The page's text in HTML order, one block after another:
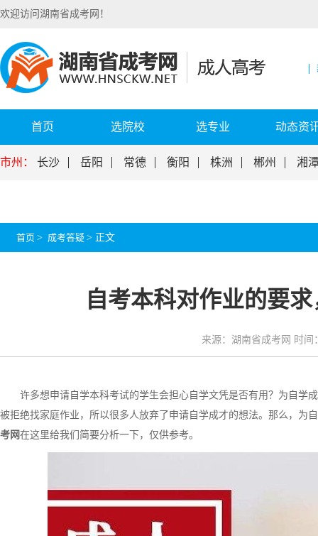
欢迎访问湖南省成考网！
首页 选院校 选专业 动态资
市州： 长沙 岳阳 常德 衡阳 株洲 郴州 湘
首页 > 成考答疑 > 正文
自考本科对作业的要
来源：湖南省成考网 时间
许多想申请自学本科考试的学生会担心自学文凭是否有用？为自学
被拒绝找家庭作业，所以很多人放弃了申请自学成才的想法。那么，为
考网在这里给我们简要分析一下，仅供参考。